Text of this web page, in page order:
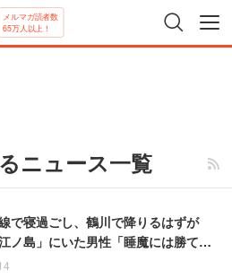
メルマガ読者数
65万人以上！
ニュース一覧
で寝過ごし、鶴川で降りるはずが
江ノ島」にいた男性「睡魔には勝てま
た」